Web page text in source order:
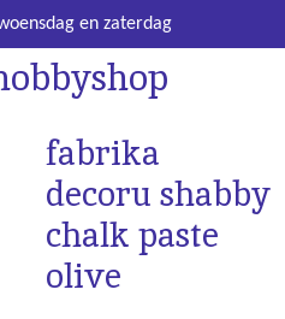
en zaterdag
fabrika
decoru shabby
chalk paste
olive